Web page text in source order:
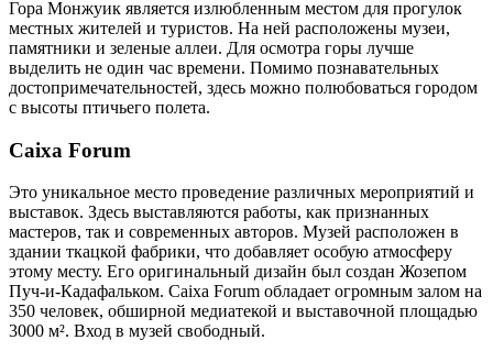
Гора Монжуик является излюбленным местом для прогулок
местных жителей и туристов. На ней расположены музеи,
памятники и зеленые аллеи. Для осмотра горы лучше
выделить не один час времени. Помимо познавательных
достопримечательностей, здесь можно полюбоваться городом
с высоты птичьего полета.
Caixa Forum
Это уникальное место проведение различных мероприятий и
выставок. Здесь выставляются работы, как признанных
мастеров, так и современных авторов. Музей расположен в
здании ткацкой фабрики, что добавляет особую атмосферу
этому месту. Его оригинальный дизайн был создан Жозепом
Пуч-и-Кадафальком. Caixa Forum обладает огромным залом на
350 человек, обширной медиатекой и выставочной площадью
3000 м². Вход в музей свободный.